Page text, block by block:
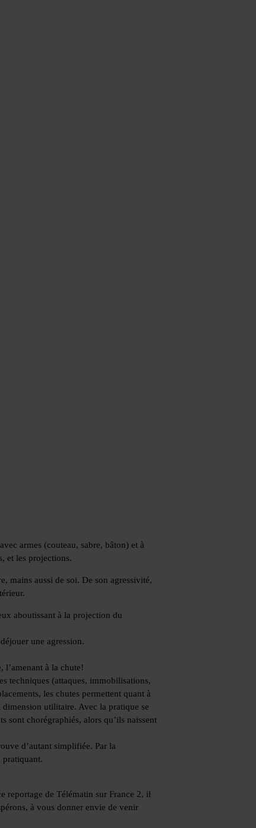
armes (couteau, sabre, bâton) et à
et les projections.
mains aussi de soi. De son agressivité,
aboutissant à la projection du
une agression.
l’amenant à la chute!
techniques (attaques, immobilisations,
les chutes permettent quant à
utilitaire. Avec la pratique se
sont chorégraphiés, alors qu’ils naissent
d’autant simplifiée. Par la
pratiquant.
reportage de Télématin sur France 2, il
à vous donner envie de venir